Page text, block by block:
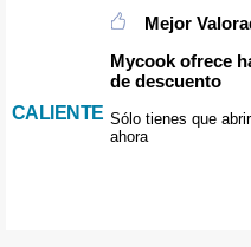
CALIENTE
Mejor
Mycook ofrece
de descuento
Sólo tienes que
ahora